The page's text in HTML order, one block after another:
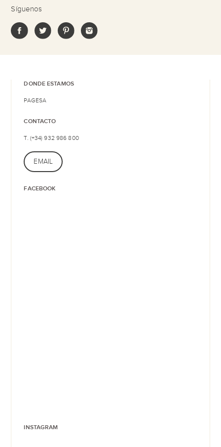
Síguenos
DONDE ESTAMOS
PAGESA
CONTACTO
T. (+34) 932 986 800
EMAIL
FACEBOOK
INSTAGRAM